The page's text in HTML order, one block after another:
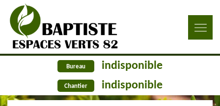
Bureau indisponible
Chantier indisponible